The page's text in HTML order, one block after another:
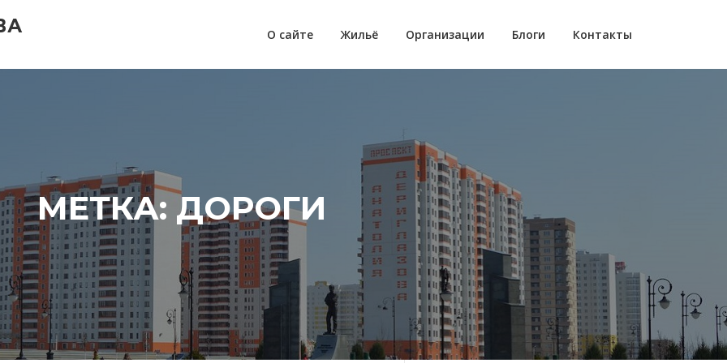
О сайте Жильё Организации Блоги Контакты
МЕТКА: ДОРОГИ